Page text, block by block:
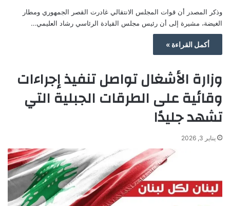
وذكر المصدر أن قوات المجلس الانتقالي غادرت القصر الجمهوري ومطار
الغيضة، مشيرة إلى أن رئيس مجلس القيادة الرئاسي رشاد العليمي…
أكمل القراءة »
وزارة الأشغال تواصل تنفيذ إجراءات
وقائية على الطرقات الجبلية التي
تشهد جليدًا
يناير 3, 2026